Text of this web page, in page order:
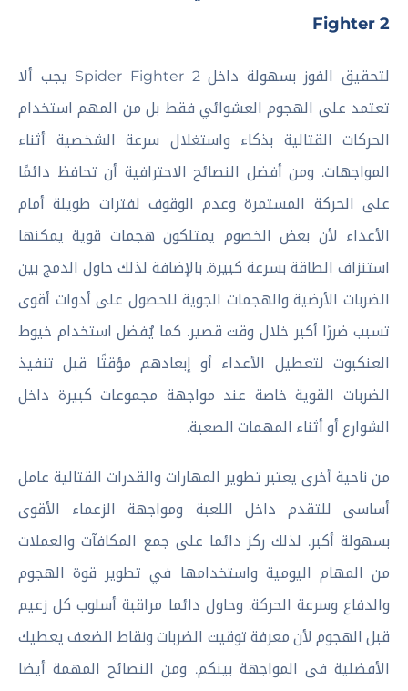
Fighter 2
لتحقيق الفوز بسهولة داخل Spider Fighter 2 يجب ألا
تعتمد على الهجوم العشوائي فقط بل من المهم استخدام
الحركات القتالية بذكاء واستغلال سرعة الشخصية أثناء
المواجهات. ومن أفضل النصائح الاحترافية أن تحافظ دائمًا
على الحركة المستمرة وعدم الوقوف لفترات طويلة أمام
الأعداء لأن بعض الخصوم يمتلكون هجمات قوية يمكنها
استنزاف الطاقة بسرعة كبيرة. بالإضافة لذلك حاول الدمج بين
الضربات الأرضية والهجمات الجوية للحصول على أدوات أقوى
تسبب ضررًا أكبر خلال وقت قصير. كما يُفضل استخدام خيوط
العنكبوت لتعطيل الأعداء أو إبعادهم مؤقتًا قبل تنفيذ
الضربات القوية خاصة عند مواجهة مجموعات كبيرة داخل
الشوارع أو أثناء المهمات الصعبة.
من ناحية أخرى يعتبر تطوير المهارات والقدرات القتالية عامل
أساسى للتقدم داخل اللعبة ومواجهة الزعماء الأقوى
بسهولة أكبر. لذلك ركز دائما على جمع المكافآت والعملات
من المهام اليومية واستخدامها في تطوير قوة الهجوم
والدفاع وسرعة الحركة. وحاول دائما مراقبة أسلوب كل زعيم
قبل الهجوم لأن معرفة توقيت الضربات ونقاط الضعف يعطيك
الأفضلية فى المواجهة بينكم. ومن النصائح المهمة أيضا